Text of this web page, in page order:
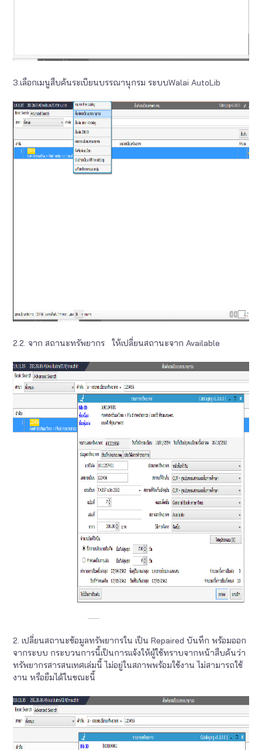
3.เลือกเมนูสืบค้นระเบียนบรรณานุกรม ระบบWalai AutoLib
2.2. จาก สถานะทรัพยากร ให้เปลี่ยนสถานะจาก Available
2. เปลี่ยนสถานะข้อมูลทรัพยากรใน เป็น Repaired บันทึก พร้อมออก
จากระบบ กระบวนการนี้เป็นการแจ้งให้ผู้ใช้ทราบจากหน้าสืบค้นว่า
ทรัพยากรสารสนเทศเล่มนี้ ไม่อยู่ในสภาพพร้อมใช้งาน ไม่สามารถใช้
งาน หรือยืมได้ในขณะนี้